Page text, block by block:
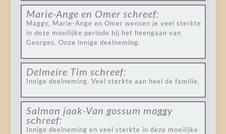
Marie-Ange en Omer schreef:
Maggy, Marie-Ange en Omer wensen je veel sterkte
in deze moeilijke periode bij het heengaan van
Georges. Onze innige deelneming.
Delmeire Tim schreef:
Innige deelneming. Veel sterkte aan heel de familie.
Salmon jaak-Van gossum maggy
schreef:
Innige deelneming en veel sterkte in deze moeilijke